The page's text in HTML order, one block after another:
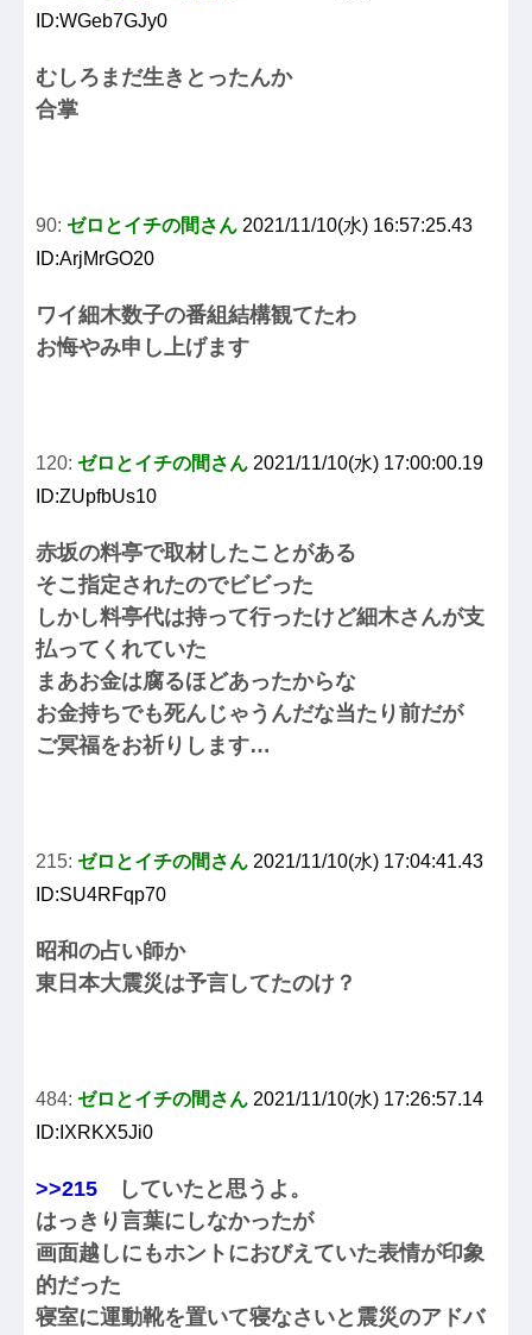
ID:WGeb7GJy0
むしろまだ生きとったんか
合掌
90: ゼロとイチの間さん 2021/11/10(水) 16:57:25.43
ID:ArjMrGO20
ワイ細木数子の番組結構観てたわ
お悔やみ申し上げます
120: ゼロとイチの間さん 2021/11/10(水) 17:00:00.19
ID:ZUpfbUs10
赤坂の料亭で取材したことがある
そこ指定されたのでビビった
しかし料亭代は持って行ったけど細木さんが支
払ってくれていた
まあお金は腐るほどあったからな
お金持ちでも死んじゃうんだな当たり前だが
ご冥福をお祈りします…
215: ゼロとイチの間さん 2021/11/10(水) 17:04:41.43
ID:SU4RFqp70
昭和の占い師か
東日本大震災は予言してたのけ？
484: ゼロとイチの間さん 2021/11/10(水) 17:26:57.14
ID:IXRKX5Ji0
>>215 していたと思うよ。
はっきり言葉にしなかったが
画面越しにもホントにおびえていた表情が印象
的だった
寝室に運動靴を置いて寝なさいと震災のアドバ